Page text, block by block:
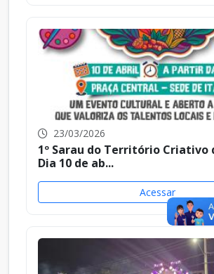
23/03/2026
1º Sarau do Território Criativo
Dia 10 de ab...
Acessar